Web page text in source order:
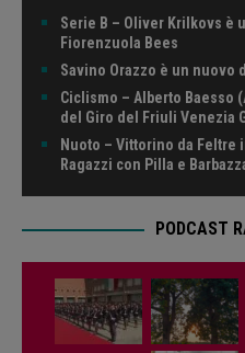
Serie B – Oliver Krilkovs è
Fiorenzuola Bees
Savino Orazzo è un
Ciclismo – Alberto Baesso
del Giro del Friuli Venezia
Nuoto – Vittorino da Feltre
Ragazzi con Pilla e
PODCAST